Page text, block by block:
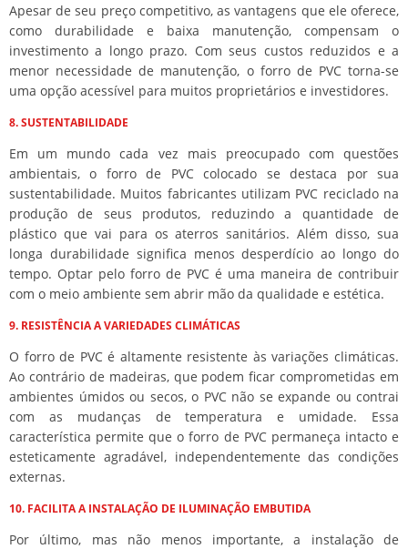
Apesar de seu preço competitivo, as vantagens que ele oferece,
como durabilidade e baixa manutenção, compensam o
investimento a longo prazo. Com seus custos reduzidos e a
menor necessidade de manutenção, o forro de PVC torna-se
uma opção acessível para muitos proprietários e investidores.
8. SUSTENTABILIDADE
Em um mundo cada vez mais preocupado com questões
ambientais, o forro de PVC colocado se destaca por sua
sustentabilidade. Muitos fabricantes utilizam PVC reciclado na
produção de seus produtos, reduzindo a quantidade de
plástico que vai para os aterros sanitários. Além disso, sua
longa durabilidade significa menos desperdício ao longo do
tempo. Optar pelo forro de PVC é uma maneira de contribuir
com o meio ambiente sem abrir mão da qualidade e estética.
9. RESISTÊNCIA A VARIEDADES CLIMÁTICAS
O forro de PVC é altamente resistente às variações climáticas.
Ao contrário de madeiras, que podem ficar comprometidas em
ambientes úmidos ou secos, o PVC não se expande ou contrai
com as mudanças de temperatura e umidade. Essa
característica permite que o forro de PVC permaneça intacto e
esteticamente agradável, independentemente das condições
externas.
10. FACILITA A INSTALAÇÃO DE ILUMINAÇÃO EMBUTIDA
Por último, mas não menos importante, a instalação de